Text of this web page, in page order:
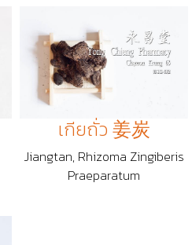
เกียถั่ว 姜炭
Jiangtan, Rhizoma Zingiberis
Praeparatum